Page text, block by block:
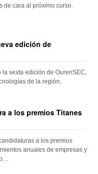
de cara al próximo curso.
edición de
sexta edición de OurenSEC,
de la región,
a los premios Titanes
a los premios
anuales de empresas y